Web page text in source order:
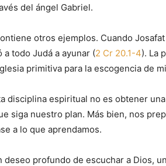
del ángel Gabriel.
otros ejemplos. Cuando
todo Judá a ayunar (2 Cr 20.1-4). La
primitiva para la escogencia de
disciplina espiritual no es obtener
siga nuestro plan. Más bien, nos
a lo que aprendamos.
deseo profundo de escuchar a Dios,